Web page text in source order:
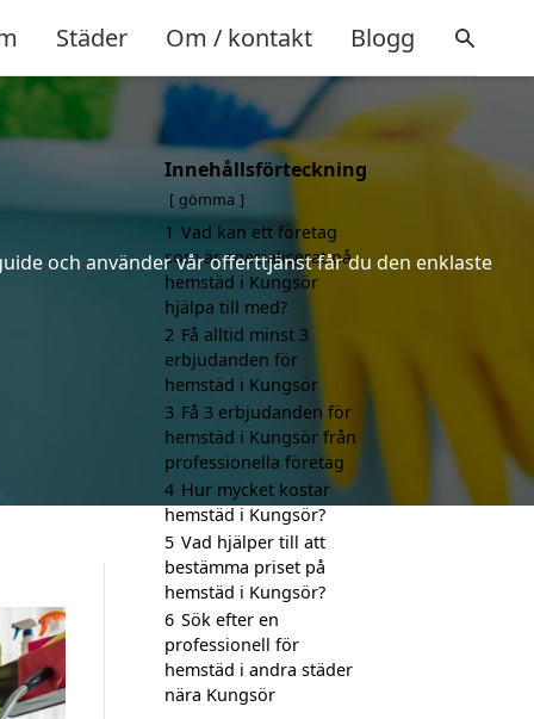
Städer Om / kontakt Blogg
och använder vår offerttjänst får du den enklaste
Innehållsförteckning
gömma
1 Vad kan ett företag
som är specialiserat på
hemstäd i Kungsör
hjälpa till med?
2 Få alltid minst 3
erbjudanden för
hemstäd i Kungsör
3 Få 3 erbjudanden för
hemstäd i Kungsör från
professionella företag
4 Hur mycket kostar
hemstäd i Kungsör?
5 Vad hjälper till att
bestämma priset på
hemstäd i Kungsör?
6 Sök efter en
professionell för
hemstäd i andra städer
nära Kungsör